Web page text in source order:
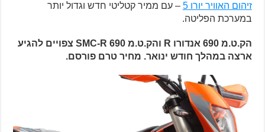
זיהום האוויר יורו 5
– עם ממיר קטליטי חדש וגדול יותר
במערכת הפליטה.
הק.ט.מ 690 אנדורו R והק.ט.מ 690 SMC-R צפויים להגיע
ארצה במהלך חודש ינואר. מחיר טרם פורסם.